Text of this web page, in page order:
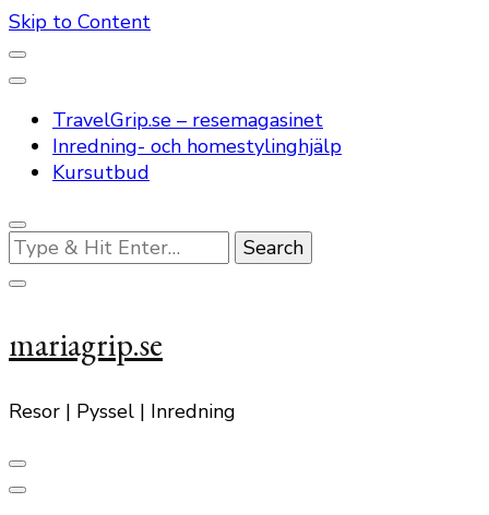
Skip to Content
TravelGrip.se – resemagasinet
Inredning- och homestylinghjälp
Kursutbud
Looking
for
Something?
mariagrip.se
Resor | Pyssel | Inredning